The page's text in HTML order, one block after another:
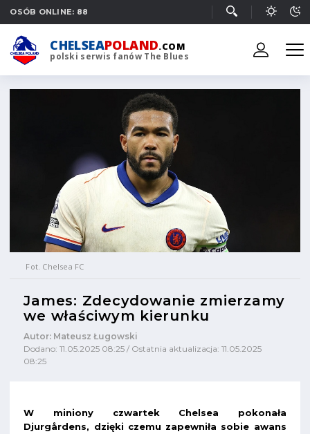
OSÓB ONLINE: 88
CHELSEAPOLAND.COM
polski serwis fanów The Blues
Fot. Chelsea FC
James: Zdecydowanie zmierzamy
we właściwym kierunku
Autor: Mateusz Ługowski
Dodano: 11.05.2025 08:25 / Ostatnia aktualizacja: 11.05.2025
08:25
W miniony czwartek Chelsea pokonała
Djurgårdens, dzięki czemu zapewniła sobie awans